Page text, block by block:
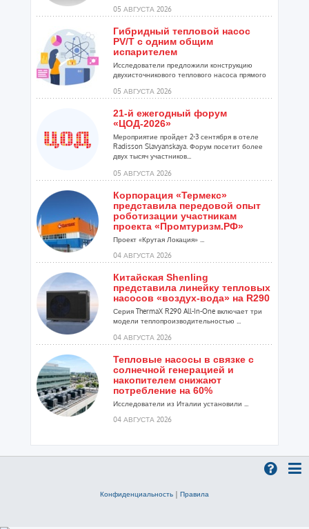
05 АВГУСТА 2026
Гибридный тепловой насос
PV/T с одним общим
испарителем
Исследователи предложили конструкцию
двухисточникового теплового насоса прямого
05 АВГУСТА 2026
21-й ежегодный форум
«ЦОД-2026»
Мероприятие пройдет 2-3 сентября в отеле
Radisson Slavyanskaya. Форум посетит более
двух тысяч участников...
05 АВГУСТА 2026
Корпорация «Термекс»
представила передовой опыт
роботизации участникам
проекта «Промтуризм.РФ»
Проект «Крутая Локация» ...
04 АВГУСТА 2026
Китайская Shenling
представила линейку тепловых
насосов «воздух-вода» на R290
Серия ThermaX R290 All-In-One включает три
модели теплопроизводительностью ...
04 АВГУСТА 2026
Тепловые насосы в связке с
солнечной генерацией и
накопителем снижают
потребление на 60%
Исследователи из Италии установили ...
04 АВГУСТА 2026
Конфиденциальность | Правила